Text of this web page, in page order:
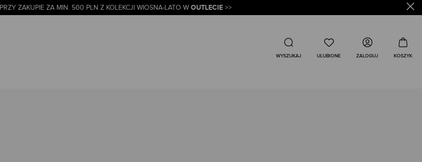
PRZY ZAKUPIE ZA MIN. 500 PLN Z KOLEKCJI WIOSNA-LATO W OUTLECIE >>
ZALOGUJ